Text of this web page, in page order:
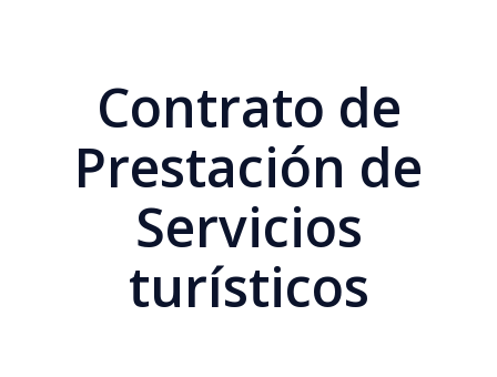
Contrato de
Prestación de
Servicios
turísticos